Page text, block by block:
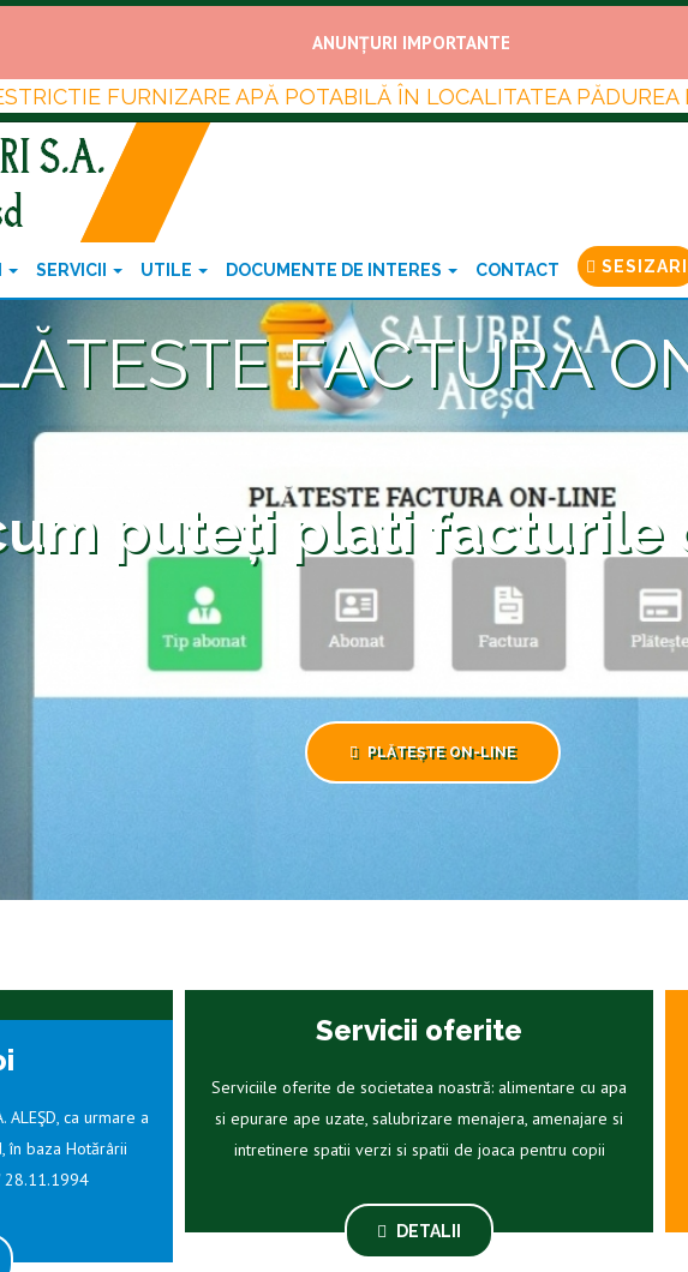
ANUNȚURI IMPORTANTE
FURNIZARE APĂ POTABILĂ ÎN LOCALITATEA PĂDUREA
SERVICII UTILE DOCUMENTE DE INTERES CONTACT SESIZARI
FACTURA
puteți plati facturile
PLĂTEȘTE ON-LINE
ALEŞD, ca urmare a
în baza Hotărârii
28.11.1994
Servicii oferite
Serviciile oferite de societatea noastră: alimentare cu apa
si epurare ape uzate, salubrizare menajera, amenajare si
intretinere spatii verzi si spatii de joaca pentru copii
DETALII